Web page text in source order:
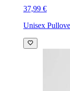
37,99 €
Unisex